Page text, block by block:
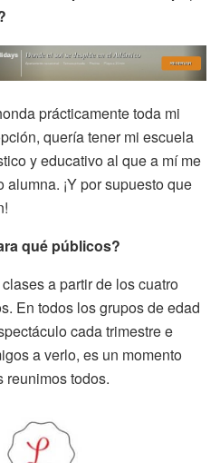
prácticamente toda mi
quería tener mi escuela
y educativo al que a mí me
¡Y por supuesto que
qué públicos?
a partir de los cuatro
En todos los grupos de edad
cada trimestre e
a verlo, es un momento
reunimos todos.